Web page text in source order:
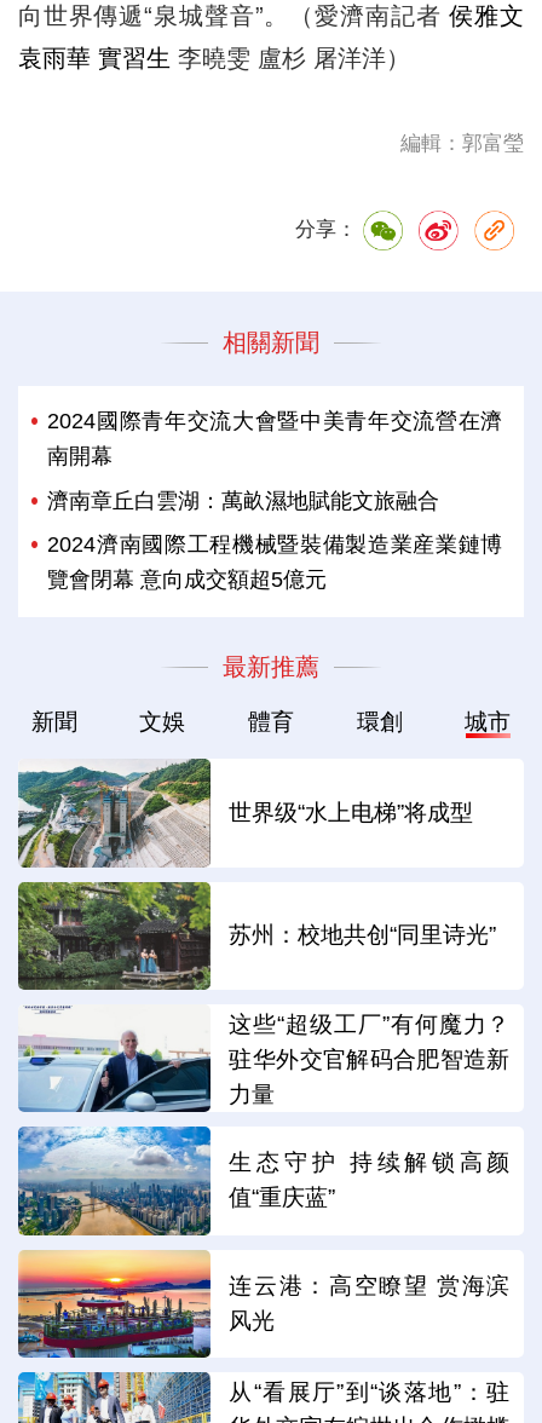
向世界傳遞“泉城聲音”。（愛濟南記者 侯雅文
袁雨華 實習生 李曉雯 盧杉 屠洋洋）
編輯：郭富瑩
分享：
相關新聞
2024國際青年交流大會暨中美青年交流營在濟
南開幕
濟南章丘白雲湖：萬畝濕地賦能文旅融合
2024濟南國際工程機械暨裝備製造業産業鏈博
覽會閉幕 意向成交額超5億元
最新推薦
新聞 文娛 體育 環創 城市
世界级“水上电梯”将成型
苏州：校地共创“同里诗光”
这些“超级工厂”有何魔力？
驻华外交官解码合肥智造新
力量
生态守护 持续解锁高颜
值“重庆蓝”
连云港：高空瞭望 赏海滨
风光
从“看展厅”到“谈落地”：驻